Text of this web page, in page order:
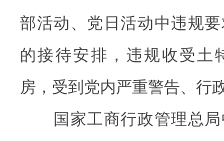
部活动、党日活动中违规
的接待安排，违规收受土
房，受到党内严重警告、行
国家工商行政管理总局